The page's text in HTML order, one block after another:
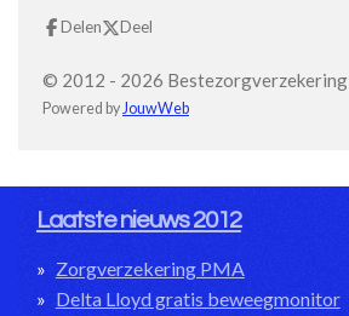
Delen Deel
© 2012 - 2026 Bestezorgverzekering
Powered by JouwWeb
Laatste nieuws 2012
Zorgverzekering PMA
Delta Lloyd gratis beweegmonitor